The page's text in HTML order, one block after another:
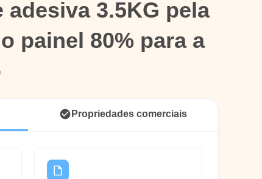
adesiva 3.5KG pela
painel 80% para a
adesiva 3.5KG pela
painel 80% para a
Propriedades comerciais